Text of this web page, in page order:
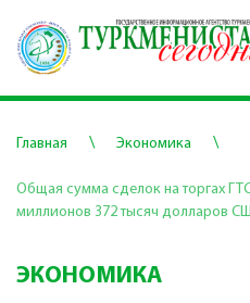
Главная \ Экономика \
Общая сумма сделок на торгах
миллионов 372 тысяч долларов
ЭКОНОМИКА